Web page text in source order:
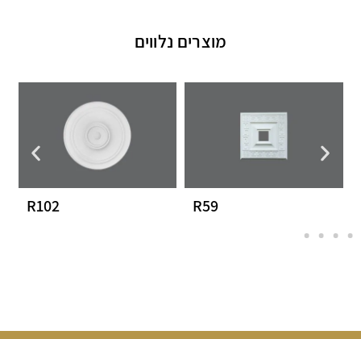
מוצרים נלווים
R59
R102